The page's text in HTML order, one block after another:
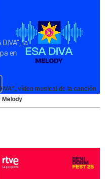
vídeo musical de la canción
Melody